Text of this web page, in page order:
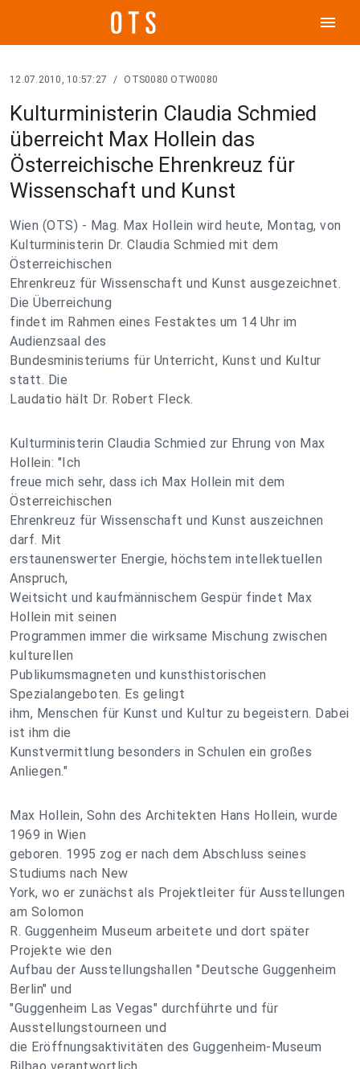
menu
12.07.2010, 10:57:27 / OTS0080 OTW0080
Kulturministerin Claudia Schmied
überreicht Max Hollein das
Österreichische Ehrenkreuz für
Wissenschaft und Kunst
Wien (OTS) - Mag. Max Hollein wird heute, Montag, von
Kulturministerin Dr. Claudia Schmied mit dem
Österreichischen
Ehrenkreuz für Wissenschaft und Kunst ausgezeichnet.
Die Überreichung
findet im Rahmen eines Festaktes um 14 Uhr im
Audienzsaal des
Bundesministeriums für Unterricht, Kunst und Kultur
statt. Die
Laudatio hält Dr. Robert Fleck.
Kulturministerin Claudia Schmied zur Ehrung von Max
Hollein: "Ich
freue mich sehr, dass ich Max Hollein mit dem
Österreichischen
Ehrenkreuz für Wissenschaft und Kunst auszeichnen
darf. Mit
erstaunenswerter Energie, höchstem intellektuellen
Anspruch,
Weitsicht und kaufmännischem Gespür findet Max
Hollein mit seinen
Programmen immer die wirksame Mischung zwischen
kulturellen
Publikumsmagneten und kunsthistorischen
Spezialangeboten. Es gelingt
ihm, Menschen für Kunst und Kultur zu begeistern. Dabei
ist ihm die
Kunstvermittlung besonders in Schulen ein großes
Anliegen."
Max Hollein, Sohn des Architekten Hans Hollein, wurde
1969 in Wien
geboren. 1995 zog er nach dem Abschluss seines
Studiums nach New
York, wo er zunächst als Projektleiter für Ausstellungen
am Solomon
R. Guggenheim Museum arbeitete und dort später
Projekte wie den
Aufbau der Ausstellungshallen "Deutsche Guggenheim
Berlin" und
"Guggenheim Las Vegas" durchführte und für
Ausstellungstourneen und
die Eröffnungsaktivitäten des Guggenheim-Museum